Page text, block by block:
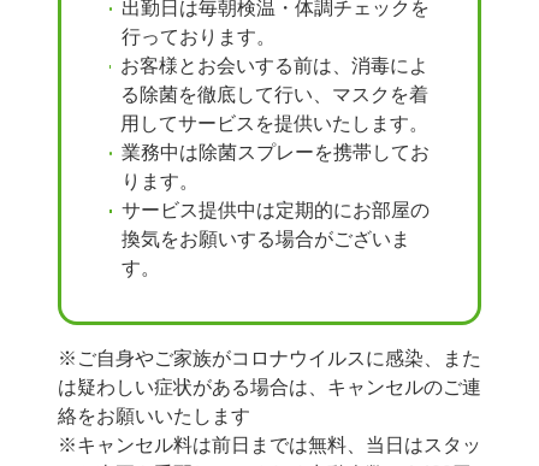
出勤日は毎朝検温・体調チェックを
行っております。
お客様とお会いする前は、消毒によ
る除菌を徹底して行い、マスクを着
用してサービスを提供いたします。
業務中は除菌スプレーを携帯してお
ります。
サービス提供中は定期的にお部屋の
換気をお願いする場合がございま
す。
※ご自身やご家族がコロナウイルスに感染、また
は疑わしい症状がある場合は、キャンセルのご連
絡をお願いいたします
※キャンセル料は前日までは無料、当日はスタッ